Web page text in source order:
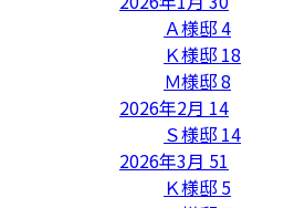
Ａ様邸4
Ｋ様邸 18
Ｍ様邸8
2026年2月 14
Ｓ様邸 14
2026年3月 51
Ｋ様邸 5